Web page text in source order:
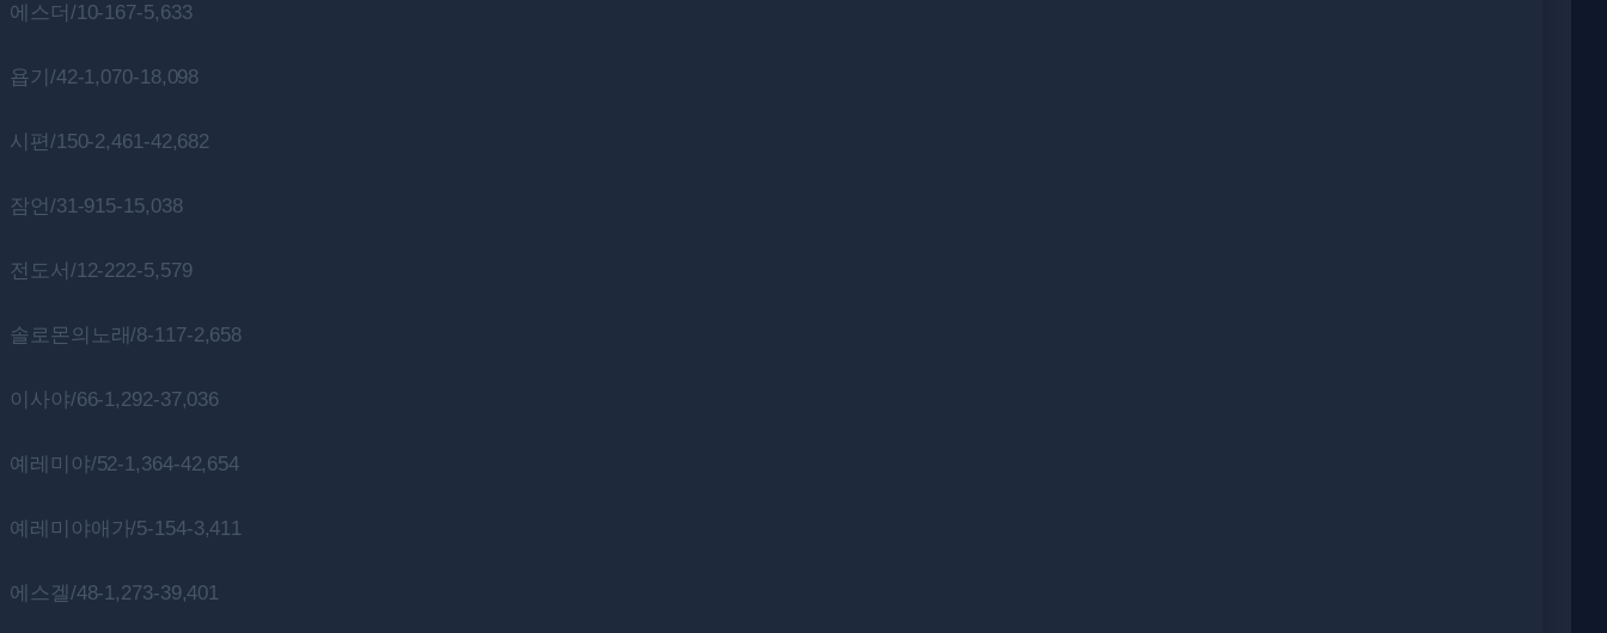
에스더/10-167-5,633
욥기/42-1,070-18,098
시편/150-2,461-42,682
잠언/31-915-15,038
전도서/12-222-5,579
솔로몬의노래/8-117-2,658
이사야/66-1,292-37,036
예레미야/52-1,364-42,654
예레미야애가/5-154-3,411
에스겔/48-1,273-39,401